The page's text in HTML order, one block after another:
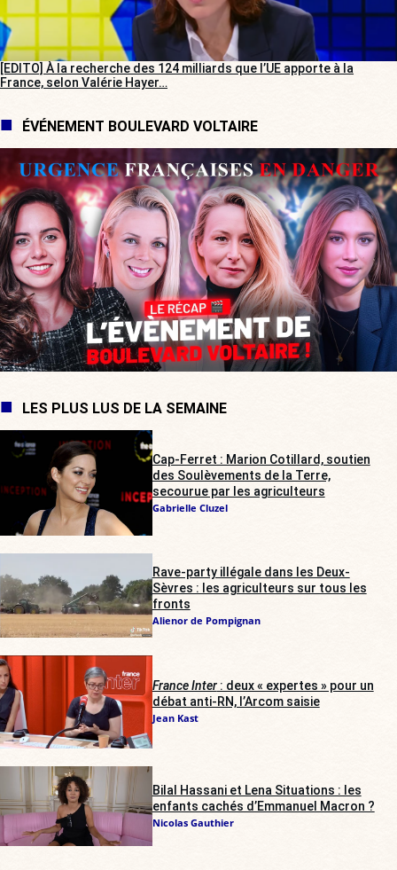
[EDITO] À la recherche des 124 milliards que l’UE apporte à la
France, selon Valérie Hayer…
ÉVÉNEMENT BOULEVARD VOLTAIRE
LES PLUS LUS DE LA SEMAINE
Cap-Ferret : Marion Cotillard, soutien
des Soulèvements de la Terre,
secourue par les agriculteurs
Gabrielle Cluzel
Rave-party illégale dans les Deux-
Sèvres : les agriculteurs sur tous les
fronts
Alienor de Pompignan
France Inter: deux « expertes » pour un
débat anti-RN, l’Arcom saisie
Jean Kast
Bilal Hassani et Lena Situations : les
enfants cachés d’Emmanuel Macron ?
Nicolas Gauthier